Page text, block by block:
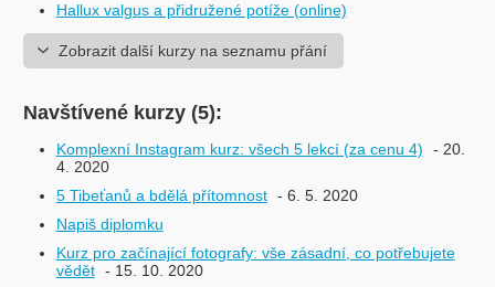
Hallux valgus a přidružené potíže (online)
Zobrazit další kurzy na seznamu přání
Navštívené kurzy (5):
Komplexní Instagram kurz: všech 5 lekcí (za cenu 4)
- 20.
4. 2020
5 Tibeťanů a bdělá přítomnost - 6. 5. 2020
Napiš diplomku
Kurz pro začínající fotografy: vše zásadní, co potřebujete
vědět - 15. 10. 2020